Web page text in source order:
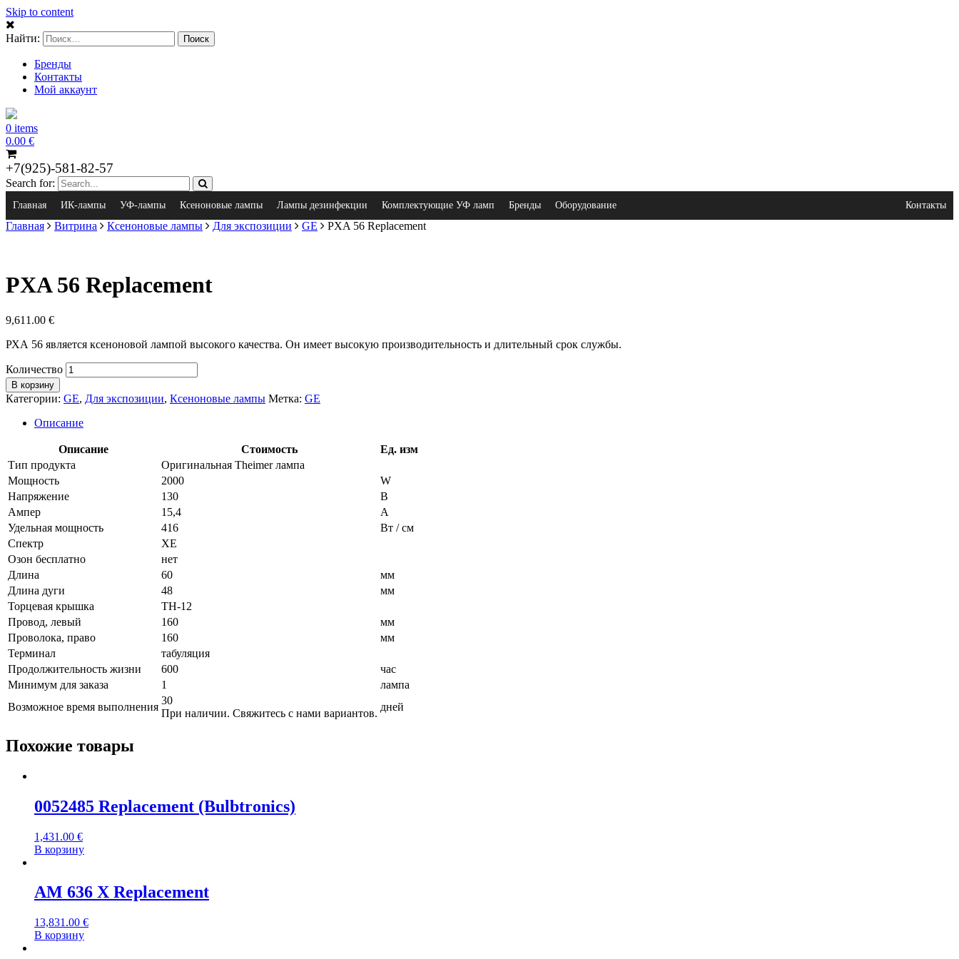
Skip to content
Найти:
Бренды
Контакты
Мой аккаунт
0 items
0.00 €
+7(925)-581-82-57
Search for:
Главная ИК-лампы УФ-лампы Ксеноновые лампы Лампы дезинфекции Комплектующие УФ ламп Бренды Оборудование Контакты
Главная Витрина Ксеноновые лампы Для экспозиции GE PXA 56 Replacement
PXA 56 Replacement
9,611.00 €
РХА 56 является ксеноновой лампой высокого качества. Он имеет высокую производительность и длительный срок службы.
Количество
В корзину
Категории: GE, Для экспозиции, Ксеноновые лампы Метка: GE
Описание
Описание Стоимость
Ед. изм
Тип продукта
Оригинальная Theimer лампа
Мощность
2000
W
Напряжение
130
В
Ампер
15,4
A
Удельная мощность
416
Вт / см
Спектр
XE
Озон бесплатно
нет
Длина
60
мм
Длина дуги
48
мм
Торцевая крышка
TH-12
Провод, левый
160
мм
Проволока, право
160
мм
Терминал
табуляция
Продолжительность жизни
600
час
Минимум для заказа
1
лампа
Возможное время выполнения
30
При наличии. Свяжитесь с нами вариантов.
дней
Похожие товары
0052485 Replacement (Bulbtronics)
1,431.00 €
В корзину
AM 636 X Replacement
13,831.00 €
В корзину